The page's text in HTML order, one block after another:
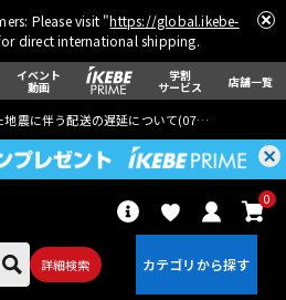
Please visit "https://global.ikebe-
direct international shipping.
イベント
動画
学割
サービス 店舗一覧
地震に伴う配送の遅延について(07月29日
詳細検索
0